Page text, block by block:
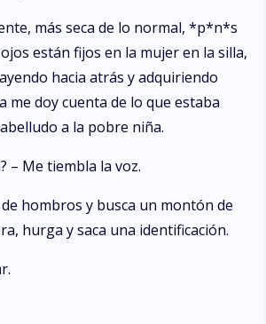
más seca de lo normal, *p*n*s
están fijos en la mujer en la silla,
hacia atrás y adquiriendo
me doy cuenta de lo que estaba
a la pobre niña.
– Me tiembla la voz.
de hombros y busca un montón de
hurga y saca una identificación.